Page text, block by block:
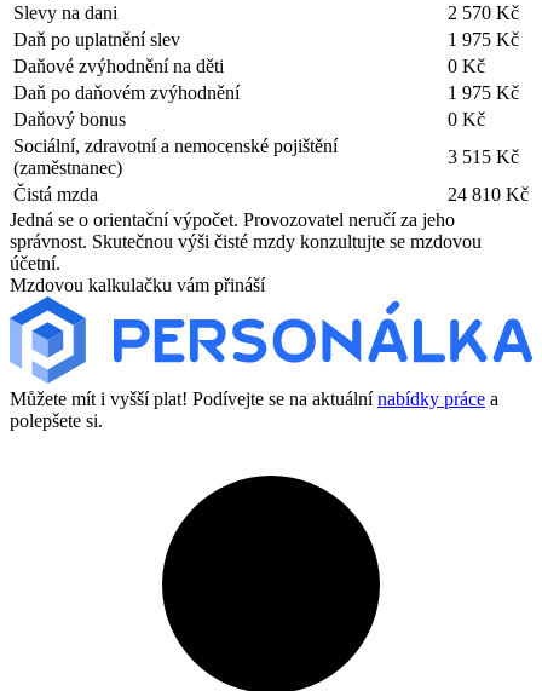
Slevy na dani
2 570 Kč
Daň po uplatnění slev
1 975 Kč
Daňové zvýhodnění na děti
0 Kč
Daň po daňovém zvýhodnění
1 975 Kč
Daňový bonus
0 Kč
Sociální, zdravotní a nemocenské pojištění
(zaměstnanec)
3 515 Kč
Čistá mzda
24 810 Kč
Jedná se o orientační výpočet. Provozovatel neručí za jeho
správnost. Skutečnou výši čisté mzdy konzultujte se mzdovou
účetní.
Mzdovou kalkulačku vám přináší
Můžete mít i vyšší plat! Podívejte se na aktuálnínabídky práce a
polepšete si.